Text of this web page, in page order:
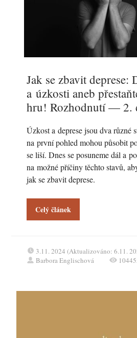
Jak se zbavit deprese:
a úzkosti aneb
hru! Rozhodnutí — 2.
Úzkost a deprese jsou dva různé
na první pohled mohou působit
se liší. Dnes se posuneme dál a
na možné příčiny těchto stavů,
jak se zbavit deprese.
Celý článek
3.11. 2024 (Aktualizováno: 6.11.
Barbora Englischová